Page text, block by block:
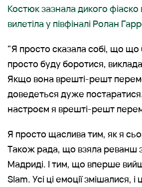
Костюк зазнала дикого фіаско
вилетіла у півфіналі Ролан
"Я просто сказала собі, що що
просто буду боротися,
Якщо вона врешті-решт
доведеться дуже
настроєм я врешті-решт
Я просто щаслива тим, як я
Також рада, що взяла реванш
Мадриді. І тим, що вперше
Slam. Усі ці емоції змішалися,